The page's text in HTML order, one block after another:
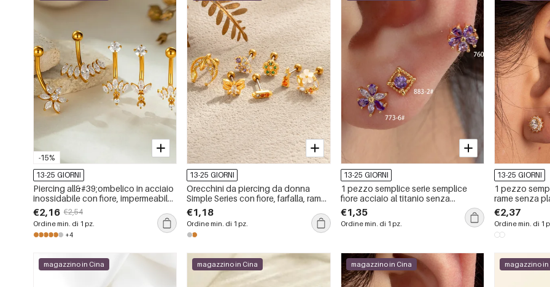
-15%
13-25 GIORNI
Piercing all&#39;ombelico in acciaio
inossidabile con fiore, impermeabile,
color oro, zircone
€2,16 €2,54
Ordine min. di 1 pz.
+4
13-25 GIORNI
Orecchini da piercing da donna
Simple Series con fiore, farfalla, rame
e oro, con zirconi.
€1,18
Ordine min. di 1 pz.
13-25 GIORNI
1 pezzo semplice serie semplice
fiore acciaio al titanio senza
placcatura materiale zircone
orecchini da donna piercing
€1,35
Ordine min. di 1 pz.
13-25 GIORNI
1 pezzo
rame senza
zircone
€2,37
Ordine min. di 1
magazzino in Cina magazzino in Cina magazzino in Cina magazzino in